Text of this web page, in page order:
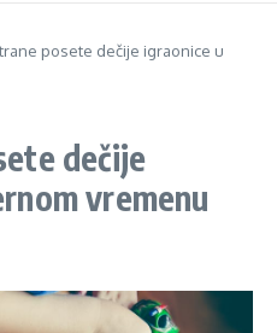
posete dečije igraonice u
dečije
vremenu